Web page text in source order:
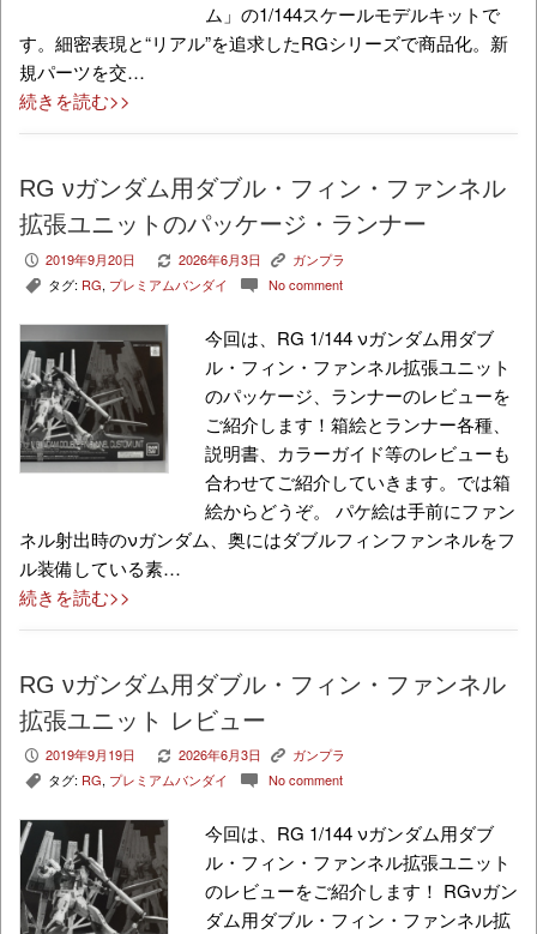
ム」の1/144スケールモデルキットで
す。細密表現と“リアル”を追求したRGシリーズで商品化。新
規パーツを交…
続きを読む>>
RG νガンダム用ダブル・フィン・ファンネル
拡張ユニットのパッケージ・ランナー
P 2019年9月20日 V 2026年6月3日 K ガンプラ
, タグ: RG, プレミアムバンダイ c No comment
今回は、RG 1/144 νガンダム用ダブ
ル・フィン・ファンネル拡張ユニット
のパッケージ、ランナーのレビューを
ご紹介します！箱絵とランナー各種、
説明書、カラーガイド等のレビューも
合わせてご紹介していきます。では箱
絵からどうぞ。 パケ絵は手前にファン
ネル射出時のνガンダム、奥にはダブルフィンファンネルをフ
ル装備している素…
続きを読む>>
RG νガンダム用ダブル・フィン・ファンネル
拡張ユニット レビュー
P 2019年9月19日 V 2026年6月3日 K ガンプラ
, タグ: RG, プレミアムバンダイ c No comment
今回は、RG 1/144 νガンダム用ダブ
ル・フィン・ファンネル拡張ユニット
のレビューをご紹介します！ RGνガン
ダム用ダブル・フィン・ファンネル拡